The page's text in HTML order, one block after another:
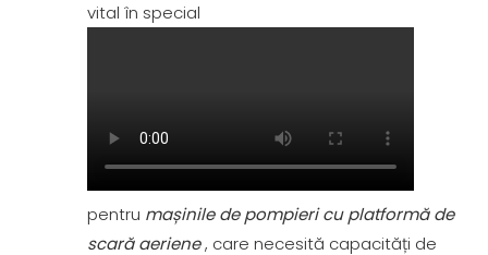
vital în special
pentru mașinile de pompieri cu platformă de
scară aeriene, care necesită capacități de